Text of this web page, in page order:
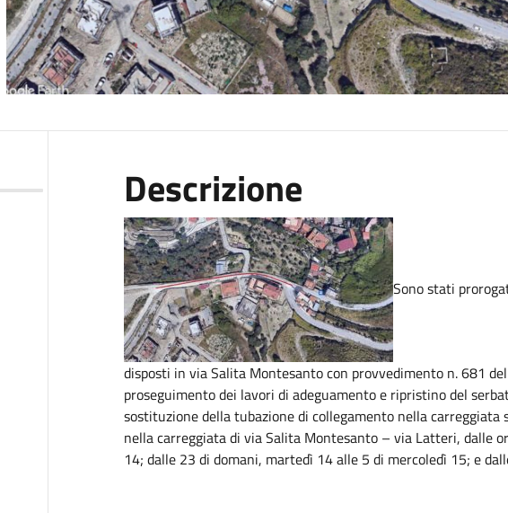
Descrizione
Sono stati
disposti in via Salita Montesanto con provvedimento n. 681
proseguimento dei lavori di adeguamento e ripristino del
sostituzione della tubazione di collegamento nella
nella carreggiata di via Salita Montesanto – via Latteri, dalle
14; dalle 23 di domani, martedì 14 alle 5 di mercoledì 15; e